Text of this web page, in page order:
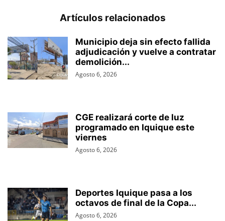
Artículos relacionados
Municipio deja sin efecto fallida
adjudicación y vuelve a contratar
demolición...
Agosto 6, 2026
CGE realizará corte de luz
programado en Iquique este
viernes
Agosto 6, 2026
Deportes Iquique pasa a los
octavos de final de la Copa...
Agosto 6, 2026